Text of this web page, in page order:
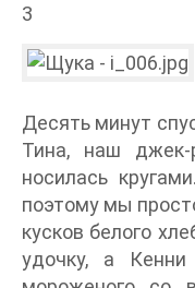
3
Десять минут
Тина, наш джек-
носилась
поэтому мы
кусков белого
удочку, а